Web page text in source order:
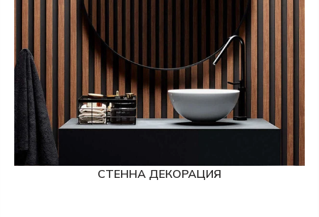
СТЕННА ДЕКОРАЦИЯ